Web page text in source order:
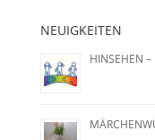
NEUIGKEITEN
HINSEHEN